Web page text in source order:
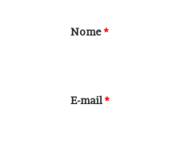
r
*
Nome*
E-mail*